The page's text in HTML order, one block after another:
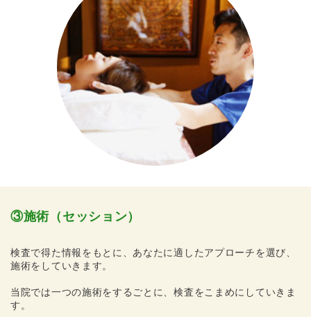
③施術（セッション）
検査で得た情報をもとに、あなたに適したアプローチを選び、
施術をしていきます。
当院では一つの施術をするごとに、検査をこまめにしていきま
す。